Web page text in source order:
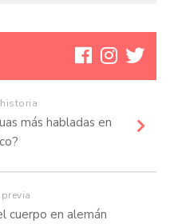
más habladas en
cuerpo en alemán